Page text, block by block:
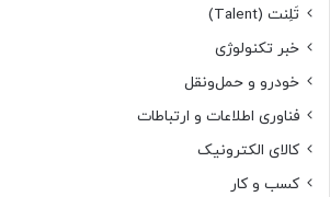
تَلِنت (Talent)
خبر تکنولوژی
خودرو و حمل‌و‌نقل
فناوری اطلاعات و ارتباطات
کالای الکترونیک
کسب و کار